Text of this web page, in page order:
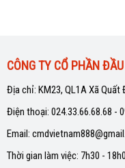
CÔNG TY CỔ PHẦN
Địa chỉ: KM23, QL1A Xã Quất
Điện thoại: 024.33.66.68.68 -
Email:
Thời gian làm việc: 7h30 -